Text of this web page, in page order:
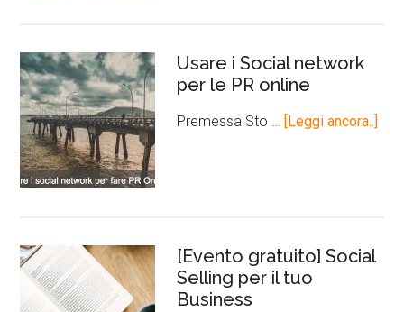
Usare i Social network
per le PR online
Premessa Sto … [Leggi ancora..]
[Evento gratuito] Social
Selling per il tuo
Business